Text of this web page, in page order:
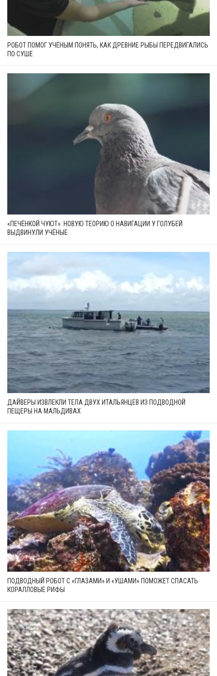
РОБОТ ПОМОГ УЧЁНЫМ ПОНЯТЬ, КАК ДРЕВНИЕ РЫБЫ ПЕРЕДВИГАЛИСЬ
ПО СУШЕ
«ПЕЧЁНКОЙ ЧУЮТ»: НОВУЮ ТЕОРИЮ О НАВИГАЦИИ У ГОЛУБЕЙ
ВЫДВИНУЛИ УЧЁНЫЕ
ДАЙВЕРЫ ИЗВЛЕКЛИ ТЕЛА ДВУХ ИТАЛЬЯНЦЕВ ИЗ ПОДВОДНОЙ
ПЕЩЕРЫ НА МАЛЬДИВАХ
ПОДВОДНЫЙ РОБОТ С «ГЛАЗАМИ» И «УШАМИ» ПОМОЖЕТ СПАСАТЬ
КОРАЛЛОВЫЕ РИФЫ